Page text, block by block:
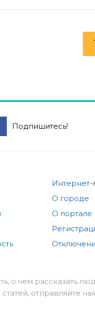
Подпишитесь!
Интернет-
О городе
О портале
о чем рассказать
отправляйте